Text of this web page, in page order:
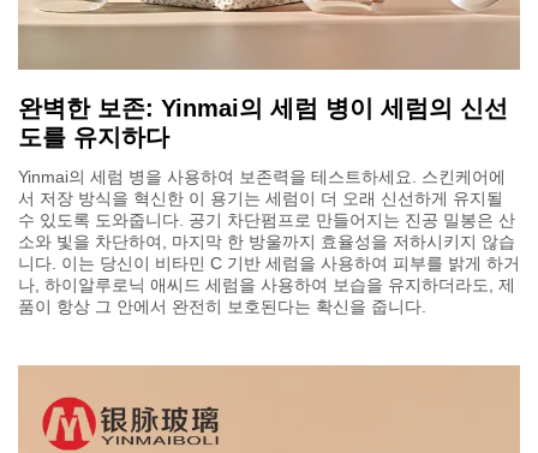
완벽한 보존: Yinmai의 세럼 병이 세럼의 신선
도를 유지하다
Yinmai의 세럼 병을 사용하여 보존력을 테스트하세요. 스킨케어에
서 저장 방식을 혁신한 이 용기는 세럼이 더 오래 신선하게 유지될
수 있도록 도와줍니다. 공기 차단펌프로 만들어지는 진공 밀봉은 산
소와 빛을 차단하여, 마지막 한 방울까지 효율성을 저하시키지 않습
니다. 이는 당신이 비타민 C 기반 세럼을 사용하여 피부를 밝게 하거
나, 하이알루로닉 애씨드 세럼을 사용하여 보습을 유지하더라도, 제
품이 항상 그 안에서 완전히 보호된다는 확신을 줍니다.